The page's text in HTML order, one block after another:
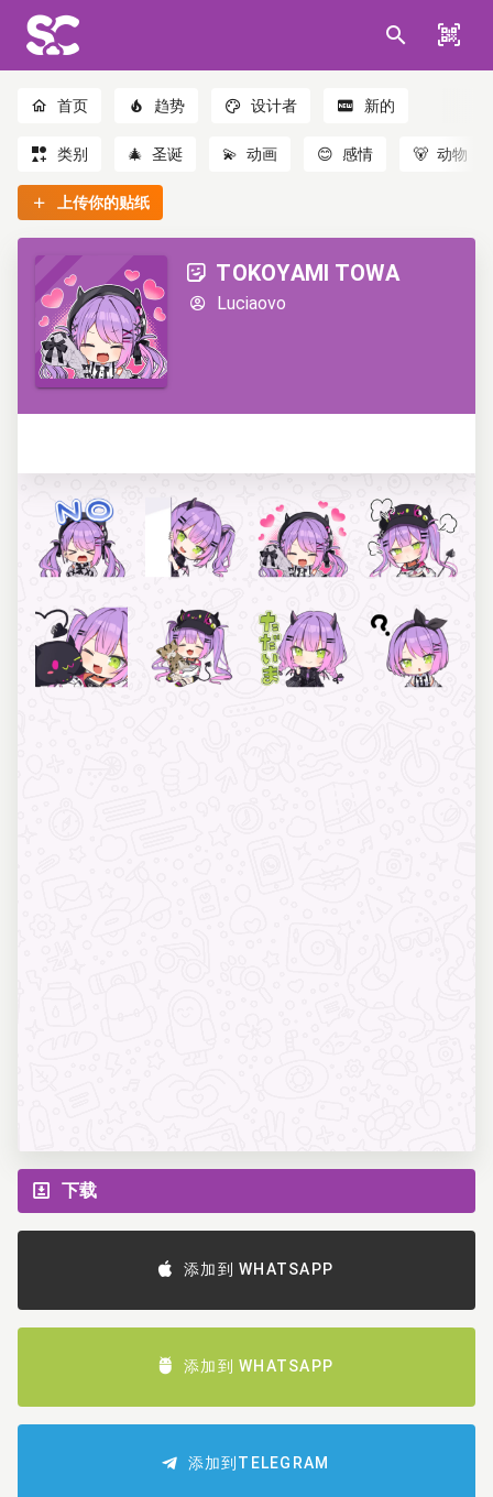
首页 趋势 设计者 新的
类别 🎄 圣诞 💫 动画 😊 感情 🐻 动物
上传你的贴纸
TOKOYAMI TOWA
Luciaovo
下载
添加到 WHATSAPP
添加到 WHATSAPP
添加到TELEGRAM